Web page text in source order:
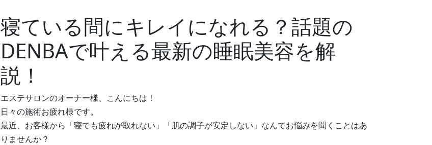
寝ている間にキレイになれる？話題の
DENBAで叶える最新の睡眠美容を解
説！
エステサロンのオーナー様、こんにちは！
日々の施術お疲れ様です。
最近、お客様から「寝ても疲れが取れない」「肌の調子が安定しない」なんてお悩みを聞くことはあ
りませんか？